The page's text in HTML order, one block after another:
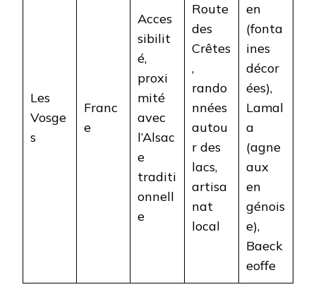
Les
Vosge
s
Franc
e
Acces
sibilit
é,
proxi
mité
avec
l’Alsac
e
traditi
onnell
e
Route
des
Crêtes
,
rando
nnées
autou
r des
lacs,
artisa
nat
local
en
(fonta
ines
décor
ées),
Lamal
a
(agne
aux
en
génois
e),
Baeck
eoffe